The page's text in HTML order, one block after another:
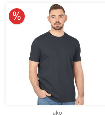
Jako
10% reduziert